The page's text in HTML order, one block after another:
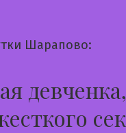
Шарапово: